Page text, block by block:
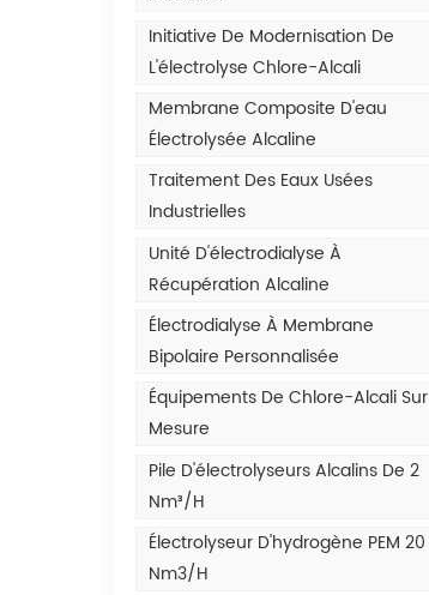
Initiative De Modernisation De
L'électrolyse Chlore-Alcali
Membrane Composite D'eau
Électrolysée Alcaline
Traitement Des Eaux Usées
Industrielles
Unité D'électrodialyse À
Récupération Alcaline
Électrodialyse À Membrane
Bipolaire Personnalisée
Équipements De Chlore-Alcali Sur
Mesure
Pile D'électrolyseurs Alcalins De 2
Nm³/h
Électrolyseur D'hydrogène PEM 20
Nm3/h